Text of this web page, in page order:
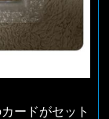
ードがセット